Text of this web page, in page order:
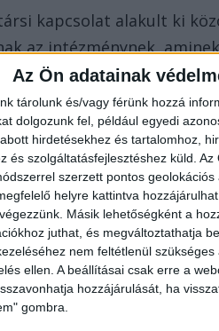
Az Ön adatainak
tárolunk és/vagy férünk hozzá
dolgozunk fel, például egyedi
hirdetésekhez és tartalomhoz,
és szolgáltatásfejlesztéshez küld. Az
szerzett pontos
helyre kattintva
Másik lehetőségként a
juthat, és megváltoztathatja
nem feltétlenül
ellen. A beállításai csak erre a
hozzájárulását, ha
gombra.
kapcsolat alakult ki
az intézménynek,
vett egy
válását
Ugyanúgy, ahogy egy
munkát adott, de a
le az